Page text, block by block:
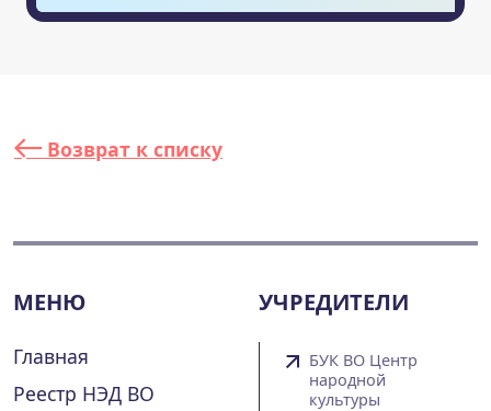
Возврат к списку
МЕНЮ
Главная
Реестр НЭД ВО
УЧРЕДИТЕЛИ
БУК ВО Центр
народной
культуры